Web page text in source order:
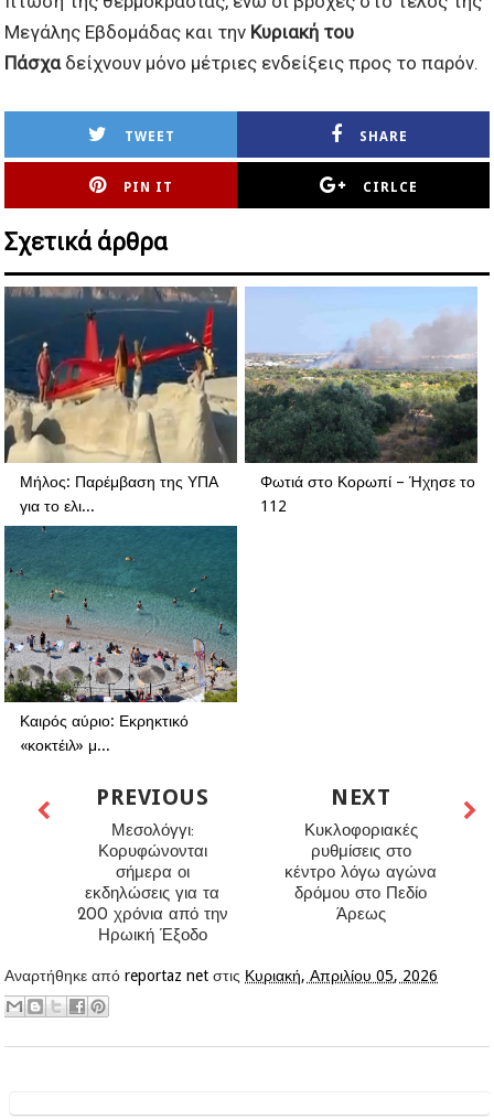
Μεγάλης Εβδομάδας και την Κυριακή του
Πάσχαδείχνουν μόνο μέτριες ενδείξεις προς το παρόν.
TWEET SHARE
PIN IT CIRLCE
Σχετικά άρθρα
Μήλος: Παρέμβαση της ΥΠΑ
για το ελι...
Φωτιά στο Κορωπί – Ήχησε το
112
Καιρός αύριο: Εκρηκτικό
«κοκτέιλ» μ...
NEXT
Κυκλοφοριακές
ρυθμίσεις στο
κέντρο λόγω αγώνα
δρόμου στο Πεδίο
Άρεως
PREVIOUS
Μεσολόγγι:
Κορυφώνονται
σήμερα οι
εκδηλώσεις για τα
200 χρόνια από την
Ηρωική Έξοδο
Αναρτήθηκε απόreportaz net στις Κυριακή, Απριλίου 05, 2026